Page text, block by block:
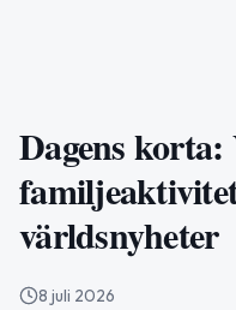
Dagens korta:
världsnyheter
8 juli 2026